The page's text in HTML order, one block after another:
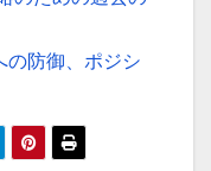
の防御、ポジシ